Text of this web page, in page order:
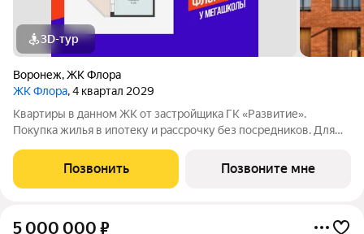
3D-тур
Воронеж,ЖК Флора
ЖК Флора, 4 квартал 2029
Квартиры в данном ЖК от застройщика ГК «Развитие».
Покупка жилья в ипотеку и рассрочку без посредников. Для
обращайтесь в отдел продаж застройщика.
Позвонить Позвоните мне
5 000 000 ₽